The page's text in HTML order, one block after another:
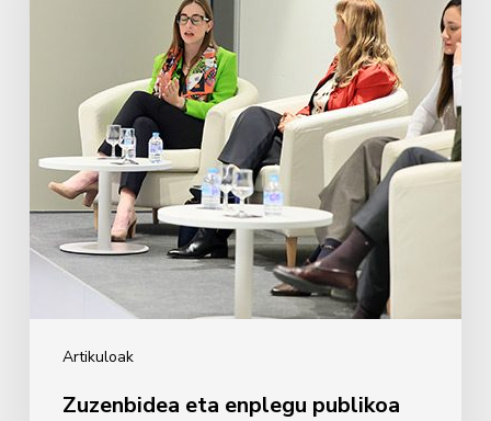
Artikuloak
Zuzenbidea eta enplegu publikoa